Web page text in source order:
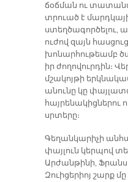
ճօճման ու
տրուած է
ստեղծագործելու,
ուժով զայն
խոնարհութեամբ
իր ժողովուրդին։
մշակոյթի
անունը կը
հայրենակիցներու
սրտերը։
Գեղանկարիչի
փայլուն կերպով
Արժանթինի,
Զուիցերիոյ շարք